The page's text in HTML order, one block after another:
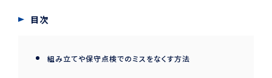
目次
組み立てや保守点検でのミスをなくす方法